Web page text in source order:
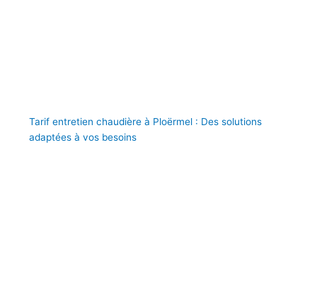
Tarif entretien chaudière à Ploërmel : Des solutions
adaptées à vos besoins